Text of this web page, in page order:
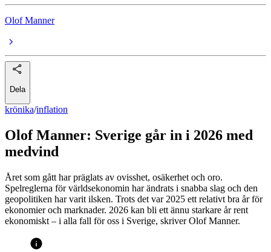
Olof Manner
Dela
krönika/inflation
Olof Manner: Sverige går in i 2026 med
medvind
Året som gått har präglats av ovisshet, osäkerhet och oro.
Spelreglerna för världsekonomin har ändrats i snabba slag och den
geopolitiken har varit ilsken. Trots det var 2025 ett relativt bra år för
ekonomier och marknader. 2026 kan bli ett ännu starkare år rent
ekonomiskt – i alla fall för oss i Sverige, skriver Olof Manner.